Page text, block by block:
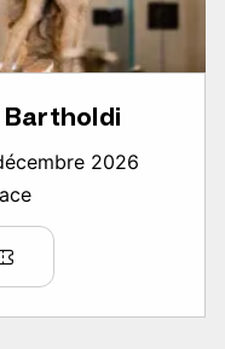
Bartholdi
2026